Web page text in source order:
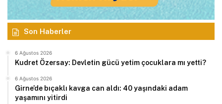
Son Haberler
6 Ağustos 2026
Kudret Özersay: Devletin gücü yetim çocuklara mı yetti?
6 Ağustos 2026
Girne’de bıçaklı kavga can aldı: 40 yaşındaki adam
yaşamını yitirdi